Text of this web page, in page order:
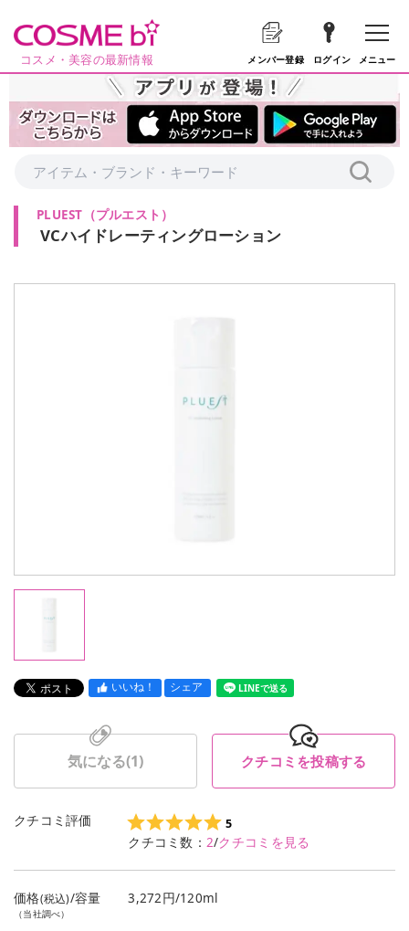
コスメ・美容の最新情報 メンバー登録 ログイン メニュー
PLUEST （プルエスト ）
VCハイドレーティングローション
いいね！ シェア LINEで送る
気になる(1) クチコミを投稿する
クチコミ評価 5
クチコミ数： 2/クチコミを見る
価格(税込)/容量
（当社調べ）
3,272円/120ml